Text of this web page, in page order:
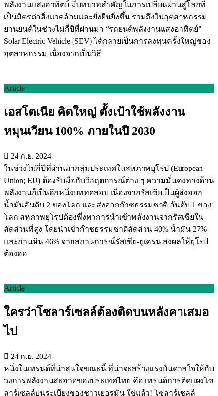
พลังงานแสงอาทิตย์ มีบทบาทสำคัญในการเปลี่ยนผ่านสู่โลกที่
เป็นมิตรต่อสิ่งแวดล้อมและยั่งยืนยิ่งขึ้น รวมถึงในอุตสาหกรรม
ยานยนต์ในช่วงไม่กี่ปีที่ผ่านมา “รถยนต์พลังงานแสงอาทิตย์”
Solar Electric Vehicle (SEV) ได้กลายเป็นการลงทุนครั้งใหญ่ของ
อุตสาหกรรม เนื่องจากเป็นวิธี
Article
เอสโตเนีย คิดใหญ่ ตั้งเป้าใช้พลังงาน
หมุนเวียน 100% ภายในปี 2030
24 ก.ย. 2024
ในช่วงไม่กี่ปีที่ผ่านมากลุ่มประเทศในสหภาพยุโรป (European
Union; EU) ต้องรับมือกับวิกฤตการณ์ต่าง ๆ ความมั่นคงทางด้าน
พลังงานก็เป็นอีกหนึ่งบททดสอบ เนื่องจากรัสเซียเป็นผู้ส่งออก
น้ำมันอันดับ 2 ของโลก และส่งออกก๊าซธรรมชาติ อันดับ 1 ของ
โลก สหภาพยุโรปต้องพึ่งพาการนำเข้าพลังงานจากรัสเซียใน
สัดส่วนที่สูง โดยนำเข้าก๊าซธรรมชาติสัดส่วน 40% น้ำมัน 27%
และถ่านหิน 46% จากสถานการณ์รัสเซีย-ยูเครน ส่งผลให้ยุโรป
ต้องออ
Article
ใครว่าโซลาร์เซลล์ต้องติดบนหลังคาเสมอ
ไป
24 ก.ย. 2024
หนึ่งในเทรนด์ที่น่าสนใจขณะนี้ ที่น่าจะสร้างแรงบันดาลใจให้กับ
วงการพลังงานสะอาดของประเทศไทย คือ เทรนด์การติดแผงโซ
ลาร์เซลล์บนระเบียงของชาวเยอรมัน ใช่แล้ว! โซลาร์เซลล์